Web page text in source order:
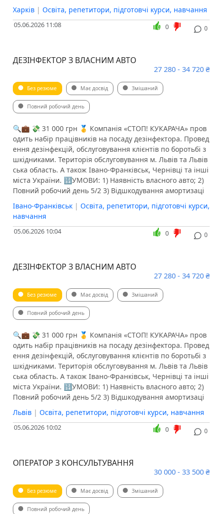
Харків | Освіта, репетитори, підготовчі курси, навчання
05.06.2026 11:08 0
0
ДЕЗІНФЕКТОР З ВЛАСНИМ АВТО
27 280 - 34 720 ₴
Без резюме Має досвід Змішаний
Повний робочий день
🔍💼 💸 31 000 грн 🥇 Компанія «СТОП! КУКАРАЧА» пров
одить набір працівників на посаду дезінфектора. Провед
ення дезінфекцій, обслуговування клієнтів по боротьбі з
шкідниками. Територія обслуговування м. Львів та Львів
ська область. А також Івано-Франківськ, Чернівці та інші
міста України. 🔢УМОВИ: 1) Наявність власного авто; 2)
Повний робочий день 5/2 3) Відшкодування амортизаці
Івано-Франківськ | Освіта, репетитори, підготовчі курси,
навчання
05.06.2026 10:04 0
0
ДЕЗІНФЕКТОР З ВЛАСНИМ АВТО
27 280 - 34 720 ₴
Без резюме Має досвід Змішаний
Повний робочий день
🔍💼 💸 31 000 грн 🥇 Компанія «СТОП! КУКАРАЧА» пров
одить набір працівників на посаду дезінфектора. Провед
ення дезінфекцій, обслуговування клієнтів по боротьбі з
шкідниками. Територія обслуговування м. Львів та Львів
ська область. А також Івано-Франківськ, Чернівці та інші
міста України. 🔢УМОВИ: 1) Наявність власного авто; 2)
Повний робочий день 5/2 3) Відшкодування амортизаці
Львів | Освіта, репетитори, підготовчі курси, навчання
05.06.2026 10:02 0
0
ОПЕРАТОР З КОНСУЛЬТУВАННЯ
30 000 - 33 500 ₴
Без резюме Має досвід Змішаний
Повний робочий день